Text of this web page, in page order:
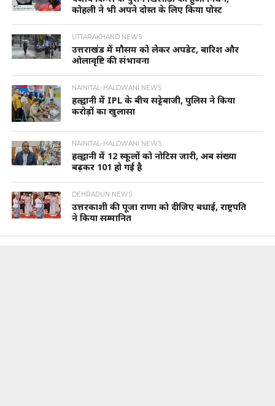
कोहली ने भी अपने दोस्त के लिए किया पोस्ट
UTTARAKHAND NEWS
उत्तराखंड में मौसम को लेकर अपडेट, बारिश और
ओलावृष्टि की संभावना
NAINITAL-HALDWANI NEWS
हल्द्वानी में IPL के बीच सट्टेबाजी, पुलिस ने किया
करोड़ों का खुलासा
NAINITAL-HALDWANI NEWS
हल्द्वानी में 12 स्कूलों को नोटिस जारी, अब संख्या
बढ़कर 101 हो गई है
DEHRADUN NEWS
उत्तरकाशी की पूजा राणा को दीजिए बधाई, राष्ट्रपति
ने किया सम्मानित